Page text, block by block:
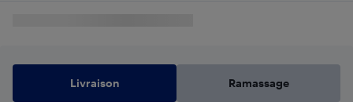
Livraison Ramassage